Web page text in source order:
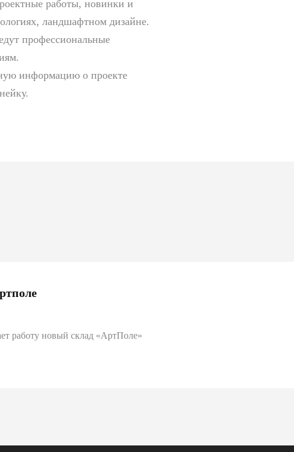
работы, новинки и
ландшафтном дизайне.
профессиональные
информацию о проекте
работу новый склад «АртПоле»